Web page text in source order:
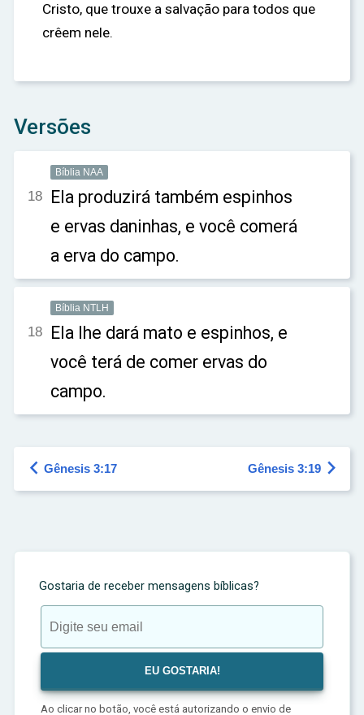
Cristo, que trouxe a salvação para todos que
crêem nele.
Versões
Bíblia NAA
18 Ela produzirá também espinhos
e ervas daninhas, e você comerá
a erva do campo.
Bíblia NTLH
18 Ela lhe dará mato e espinhos, e
você terá de comer ervas do
campo.
 Gênesis 3:17 Gênesis 3:19 
Gostaria de receber mensagens bíblicas?
Ao clicar no botão, você está autorizando o envio de